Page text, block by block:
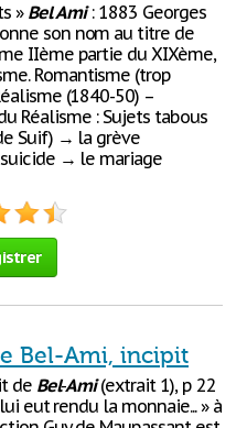
» BelAmi: 1883 Georges
son nom au titre de
IIème partie du XIXème,
Romantisme (trop
(1840-50) –
Réalisme : Sujets tabous
Suif) → la grève
→ le mariage
Bel-Ami, incipit
de Bel-Ami(extrait 1), p 22
eut rendu la monnaie... » à